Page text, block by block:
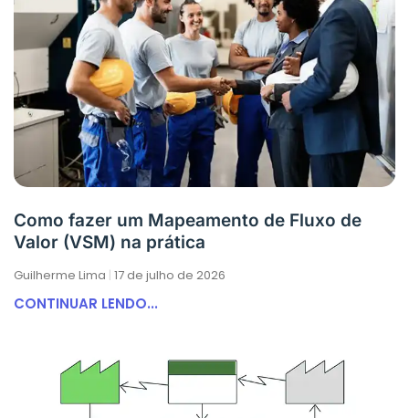
Como fazer um Mapeamento de Fluxo de
Valor (VSM) na prática
Guilherme Lima 17 de julho de 2026
CONTINUAR LENDO...